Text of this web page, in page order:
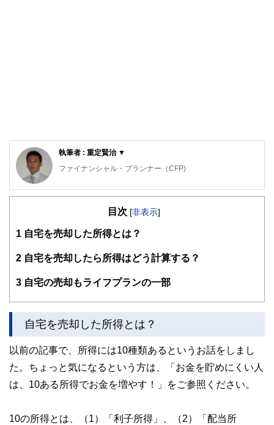
執筆者 : 重定賢治 ▼
ファイナンシャル・プランナー（CFP)
明治大学法学部法律学科を卒業後、金融機関にて資産運用業
ファイナンシャル・プランナー（FP）の上級資格である
業務を行う。
また、全国商工会連合会の「エキスパートバンク」にCFP®
法人向け福利厚生制度「ワーク・ライフ・バランス相談室」
2017年、独立行政法人日本学生支援機構の「スカラシッ
金のセミナー・相談会を通じ、国の事業として教育の格差な
ど社会問題の解決にも取り組む。
https://fpofficekaientai.wixsite.com/fp-office-kaientai
目次 [非表示]
1 自宅を売却した所得とは？
2 自宅を売却したら所得はどう計算する？
3 自宅の売却もライフプランの一部
自宅を売却した所得とは？
以前の記事で、所得には10種類あるというお話をしまし
た。ちょっと気になるという方は、「お金を貯めにくい人
は、10ある所得でお金を増やす！」をご参照ください。
10の所得とは、（1）「利子所得」、（2）「配当所